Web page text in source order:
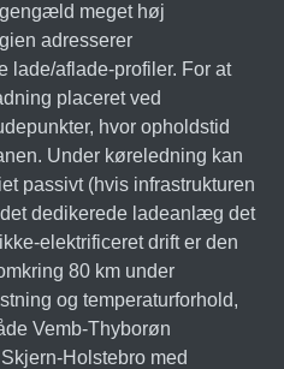
meget høj
adresserer
lade/aflade-profiler. For at
placeret ved
hvor opholdstid
Under køreledning kan
passivt (hvis infrastrukturen
dedikerede ladeanlæg det
elektrificeret drift er den
80 km under
og temperaturforhold,
Vemb-Thyborøn
Holstebro med